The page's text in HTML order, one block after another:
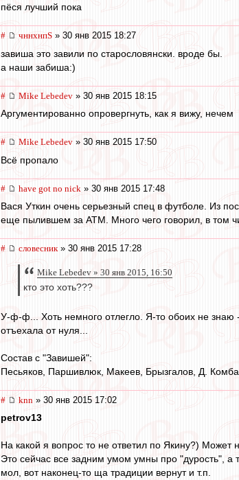
пёся лучший пока
# чннхнпS » 30 янв 2015 18:27
завиша это завили по старословянски. вроде бы.
а наши забиша:)
# Mike Lebedev » 30 янв 2015 18:15
Аргументированно опровергнуть, как я вижу, нечем
# Mike Lebedev » 30 янв 2015 17:50
Всё пропало
# have got no nick » 30 янв 2015 17:48
Вася Уткин очень серьезный спец в футболе. Из
еще пылившем за АТМ. Много чего говорил, в том
# словесник» 30 янв 2015 17:28
Mike Lebedev » 30 янв 2015, 16:50
кто это хоть???
У-ф-ф... Хоть немного отлегло. Я-то обоих не знаю
отъехала от нуля...
Состав с "Завишей":
Песьяков, Паршивлюк, Макеев, Брызгалов, Д.
# knn » 30 янв 2015 17:02
petrov13
На какой я вопрос то не ответил по Якину?) Может
Это сейчас все задним умом умны про "дурость", а
мол, вот наконец-то ща традиции вернут и т.п.